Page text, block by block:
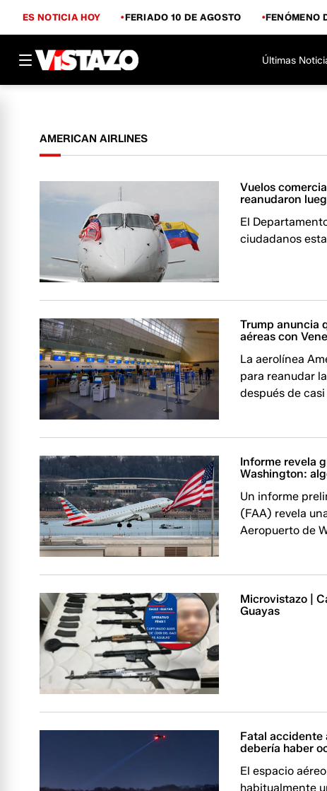
ES NOTICIA HOY FERIADO 10 DE AGOSTO FENÓMENO
Últimas
AMERICAN AIRLINES
Vuelos
reanudaron
El
ciudadanos
Trump anuncia
aéreas con
La aerolínea
para reanudar
después de
Informe revela
Washington:
Un informe
(FAA) revela
Aeropuerto de
Microvistazo |
Guayas
Fatal accidente
debería haber
El espacio
habitualmente